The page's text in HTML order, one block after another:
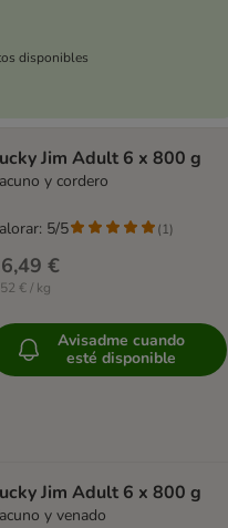
disponibles
Jim Adult 6 x 800 g
y cordero
€
€ / kg
5/5 (1)
Avisadme cuando
esté disponible
Jim Adult 6 x 800 g
y venado